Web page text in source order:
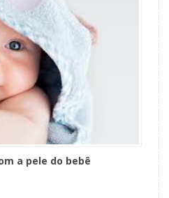
a pele do bebê